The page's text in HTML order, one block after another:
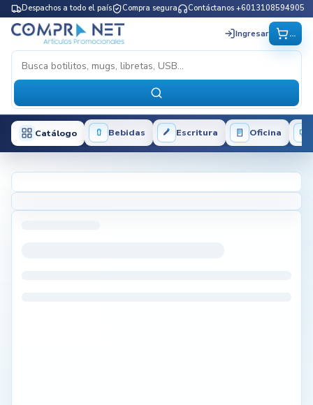
Despachos a todo el país Compra segura Contáctanos +6013108594905
Ingresar ...
Catálogo Bebidas Escritura Oficina